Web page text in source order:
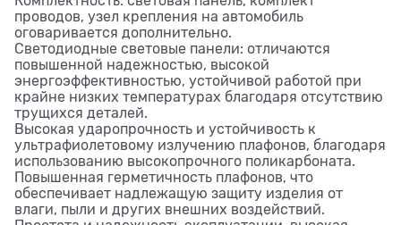
проводов, узел крепления на автомобиль
оговаривается дополнительно.
Светодиодные световые панели: отличаются
повышенной надежностью, высокой
энергоэффективностью, устойчивой работой при
крайне низких температурах благодаря отсутствию
трущихся деталей.
Высокая ударопрочность и устойчивость к
ультрафиолетовому излучению плафонов, благодаря
использованию высокопрочного поликарбоната.
Повышенная герметичность плафонов, что
обеспечивает надлежащую защиту изделия от
влаги, пыли и других внешних воздействий.